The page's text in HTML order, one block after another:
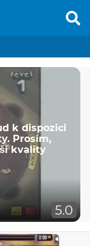
k dispozici
Prosím,
kvality
5.0